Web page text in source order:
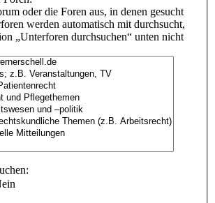
oder die Foren aus, in denen gesucht
werden automatisch mit durchsucht,
„Unterforen durchsuchen“ unten nicht